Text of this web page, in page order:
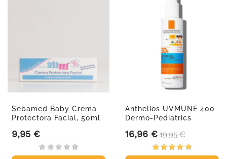
Sebamed Baby Crema
Protectora Facial, 50ml
Precio
9,95 €
Anthelios UVMUNE 400
Dermo-Pediatrics
Precio
16,96 € Precio base
19,95 €